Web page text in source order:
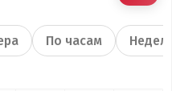
По часам